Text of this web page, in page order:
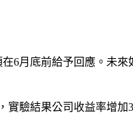
6月底前給予回應。未來
驗結果公司收益率增加